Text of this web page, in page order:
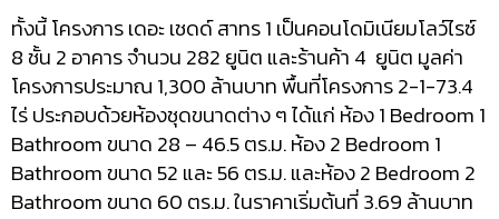
ทั้งนี้ โครงการ เดอะ เชดด์ สาทร 1 เป็นคอนโดมิเนียมโลว์ไรซ์
8 ชั้น 2 อาคาร จำนวน 282 ยูนิต และร้านค้า 4 ยูนิต มูลค่า
โครงการประมาณ 1,300 ล้านบาท พื้นที่โครงการ 2-1-73.4
ไร่ ประกอบด้วยห้องชุดขนาดต่าง ๆ ได้แก่ ห้อง 1 Bedroom 1
Bathroom ขนาด 28 – 46.5 ตร.ม. ห้อง 2 Bedroom 1
Bathroom ขนาด 52 และ 56 ตร.ม. และห้อง 2 Bedroom 2
Bathroom ขนาด 60 ตร.ม. ในราคาเริ่มต้นที่ 3.69 ล้านบาท